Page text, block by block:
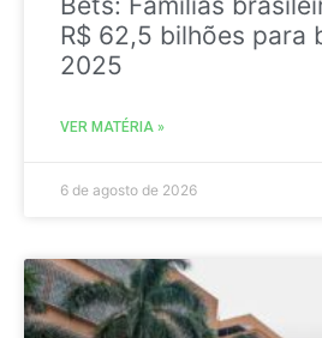
R$ 62,5 bilhões para
2025
VER MATÉRIA »
6 de agosto de 2026